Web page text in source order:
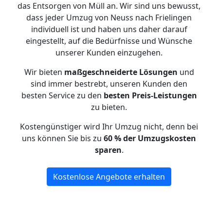
das Entsorgen von Müll an. Wir sind uns bewusst,
dass jeder Umzug von Neuss nach Frielingen
individuell ist und haben uns daher darauf
eingestellt, auf die Bedürfnisse und Wünsche
unserer Kunden einzugehen.
Wir bieten maßgeschneiderte Lösungen und
sind immer bestrebt, unseren Kunden den
besten Service zu den besten Preis-Leistungen
zu bieten.
Kostengünstiger wird Ihr Umzug nicht, denn bei
uns können Sie bis zu 60 % der Umzugskosten
sparen.
Kostenlose Angebote erhalten